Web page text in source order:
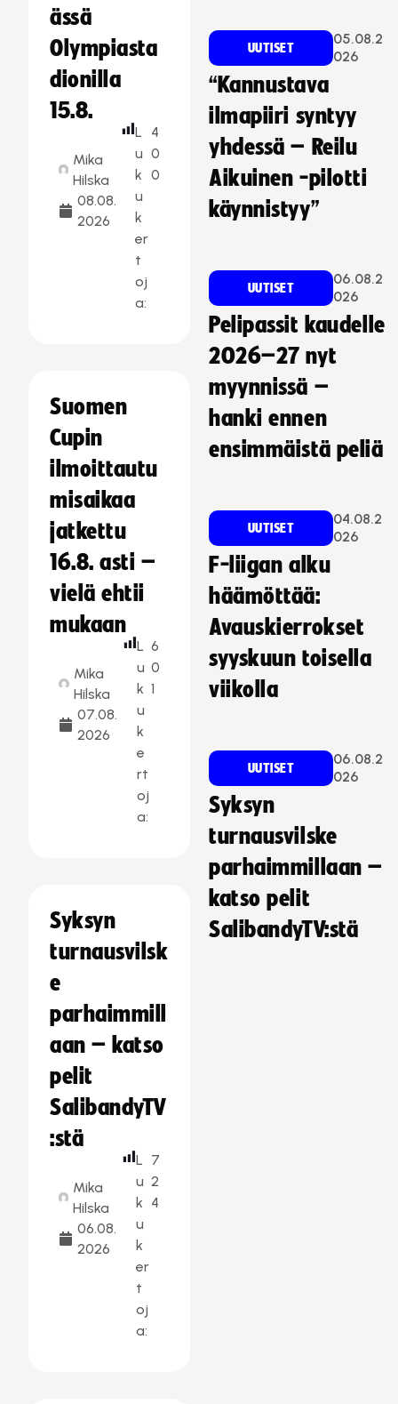
ässä
Olympiasta
dionilla
15.8.
Mika
Hilska
08.08.
2026
L
u
k
u
k
er
t
oj
a:
4
0
0
Suomen
Cupin
ilmoittautu
misaikaa
jatkettu
16.8. asti –
vielä ehtii
mukaan
Mika
Hilska
07.08.
2026
L
u
k
u
k
e
rt
oj
a:
6
0
1
Syksyn
turnausvilsk
e
parhaimmill
aan – katso
pelit
SalibandyTV
:stä
Mika
Hilska
06.08.
2026
L
u
k
u
k
er
t
oj
a:
7
2
4
UUTISET
05.08.2
026
“Kannustava
ilmapiiri syntyy
yhdessä – Reilu
Aikuinen -pilotti
käynnistyy”
UUTISET
06.08.2
026
Pelipassit kaudelle
2026–27 nyt
myynnissä –
hanki ennen
ensimmäistä peliä
UUTISET
04.08.2
026
F-liigan alku
häämöttää:
Avauskierrokset
syyskuun toisella
viikolla
UUTISET
06.08.2
026
Syksyn
turnausvilske
parhaimmillaan –
katso pelit
SalibandyTV:stä